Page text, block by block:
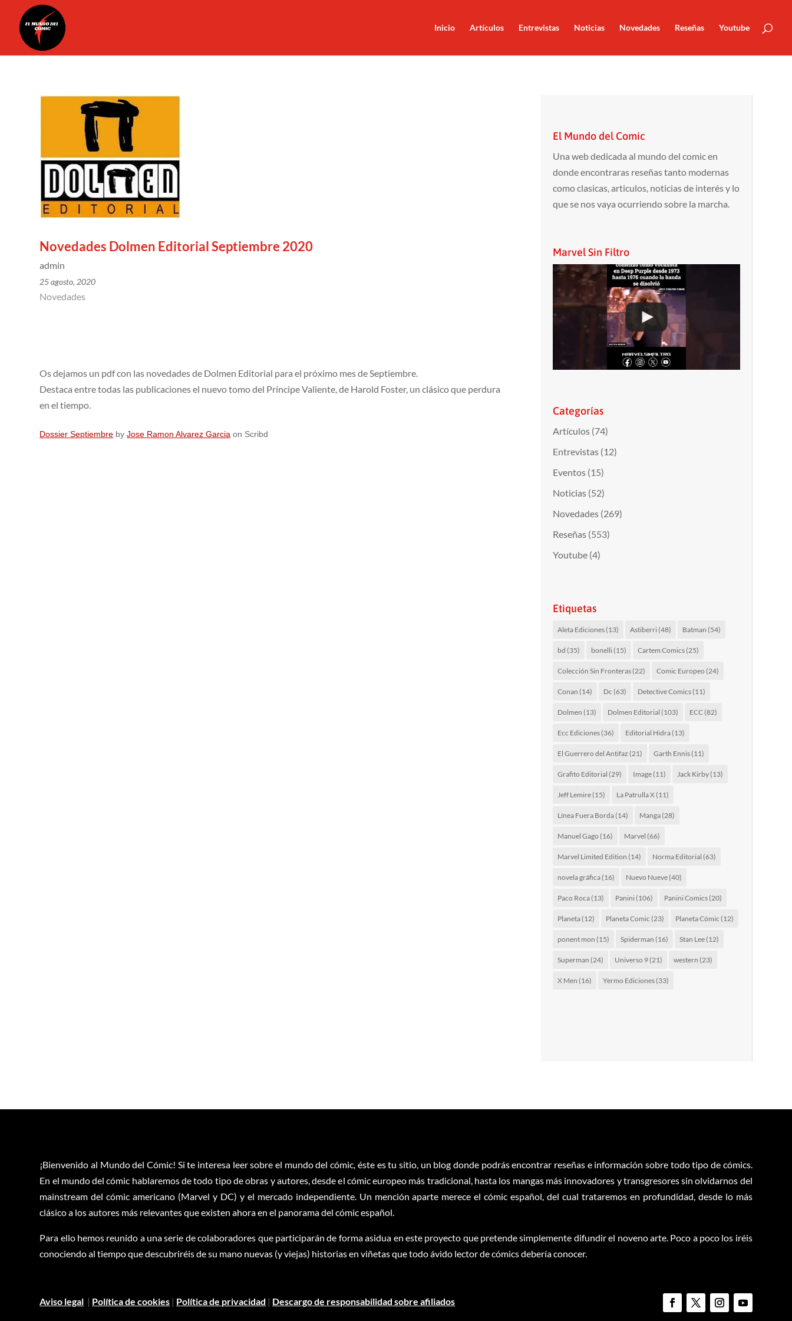
Inicio Artículos Entrevistas Noticias Novedades Reseñas Youtube
Novedades Dolmen Editorial Septiembre 2020
admin
25 agosto, 2020
Novedades
Os dejamos un pdf con las novedades de Dolmen Editorial para el próximo mes de Septiembre.
Destaca entre todas las publicaciones el nuevo tomo del Príncipe Valiente, de Harold Foster, un clásico que perdura
en el tiempo.
Dossier Septiembre byJose Ramon Alvarez Garcia on Scribd
El Mundo del Comic
Una web dedicada al mundo del comic en
donde encontraras reseñas tanto modernas
como clasicas, articulos, noticias de interés y lo
que se nos vaya ocurriendo sobre la marcha.
Marvel Sin Filtro
Categorías
Artículos(74)
Entrevistas(12)
Eventos(15)
Noticias(52)
Novedades(269)
Reseñas(553)
Youtube(4)
Etiquetas
Aleta Ediciones(13) Astiberri(48) Batman (54)
bd (35) bonelli(15) Cartem Comics(25)
Colección Sin Fronteras(22) Comic Europeo (24)
Conan (14) Dc (63) Detective Comics(11)
Dolmen (13) Dolmen Editorial (103) ECC(82)
Ecc Ediciones(36) Editorial Hidra(13)
El Guerrero del Antifaz (21) Garth Ennis(11)
Grafito Editorial (29) Image(11) Jack Kirby(13)
Jeff Lemire(15) La Patrulla X(11)
Línea Fuera Borda(14) Manga(28)
Manuel Gago (16) Marvel (66)
Marvel Limited Edition (14) Norma Editorial (63)
novela gráfica(16) Nuevo Nueve(40)
Paco Roca(13) Panini(106) Panini Comics(20)
Planeta(12) Planeta Comic (23) Planeta Cómic (12)
ponent mon (15) Spiderman (16) Stan Lee(12)
Superman (24) Universo 9(21) western (23)
X Men (16) Yermo Ediciones(33)
¡Bienvenido al Mundo del Cómic! Si te interesa leer sobre el mundo del cómic, éste es tu sitio, un blog donde podrás encontrar reseñas e información sobre todo tipo de cómics.
En el mundo del cómic hablaremos de todo tipo de obras y autores, desde el cómic europeo más tradicional, hasta los mangas más innovadores y transgresores sin olvidarnos del
mainstream del cómic americano (Marvel y DC) y el mercado independiente. Un mención aparte merece el cómic español, del cual trataremos en profundidad, desde lo más
clásico a los autores más relevantes que existen ahora en el panorama del cómic español.
Para ello hemos reunido a una serie de colaboradores que participarán de forma asidua en este proyecto que pretende simplemente difundir el noveno arte. Poco a poco los iréis
conociendo al tiempo que descubriréis de su mano nuevas (y viejas) historias en viñetas que todo ávido lector de cómics debería conocer.
Aviso legal | Política de cookies | Política de privacidad | Descargo de responsabilidad sobre afiliados